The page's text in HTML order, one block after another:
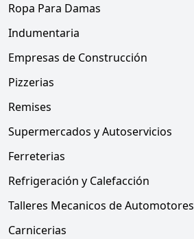
Ropa Para Damas
Indumentaria
Empresas de Construcción
Pizzerias
Remises
Supermercados y Autoservicios
Ferreterias
Refrigeración y Calefacción
Talleres Mecanicos de Automotores
Carnicerias